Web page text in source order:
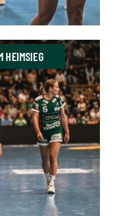
HEIMSIEG